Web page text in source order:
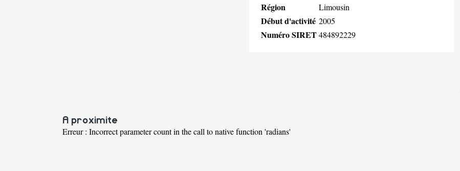
Région Limousin
Début d'activité 2005
Numéro SIRET484892229
A proximite
Erreur : Incorrect parameter count in the call to native function 'radians'